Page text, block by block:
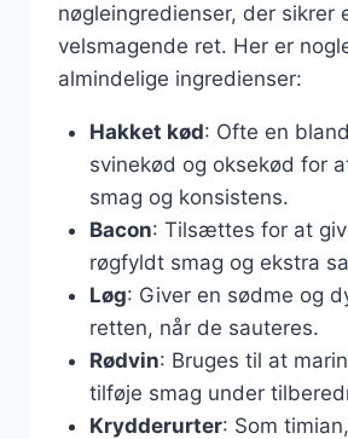
nøgleingredienser, der sikrer
velsmagende ret. Her er
almindelige ingredienser:
Hakket kød: Ofte en
svinekød og oksekød for
smag og konsistens.
Bacon: Tilsættes for at
røgfyldt smag og ekstra
Løg: Giver en sødme og
retten, når de sauteres.
Rødvin: Bruges til at
tilføje smag under
Krydderurter: Som